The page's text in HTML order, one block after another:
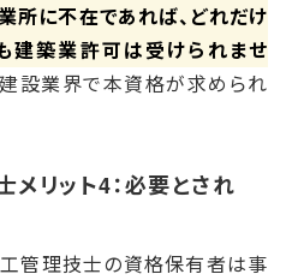
所に不在であれば、どれだけ
建築業許可は受けられませ
建設業界で本資格が求められ
リット4：必要とされ
管理技士の資格保有者は事